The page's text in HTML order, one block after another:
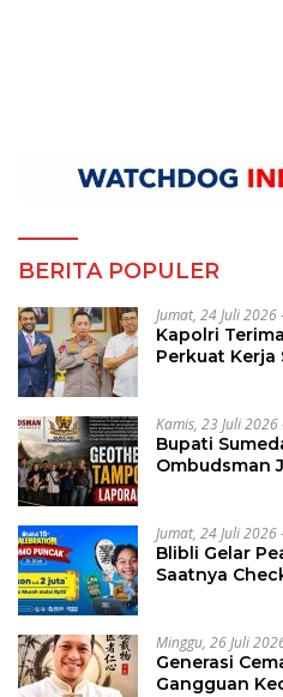
BERITA POPULER
Jumat, 24 Juli 2026
Kapolri
Perkuat Kerja
Kamis, 23 Juli 2026
Bupati
Ombudsman
Jumat, 24 Juli 2026
Blibli Gelar
Saatnya
Minggu, 26 Juli
Generasi
Gangguan